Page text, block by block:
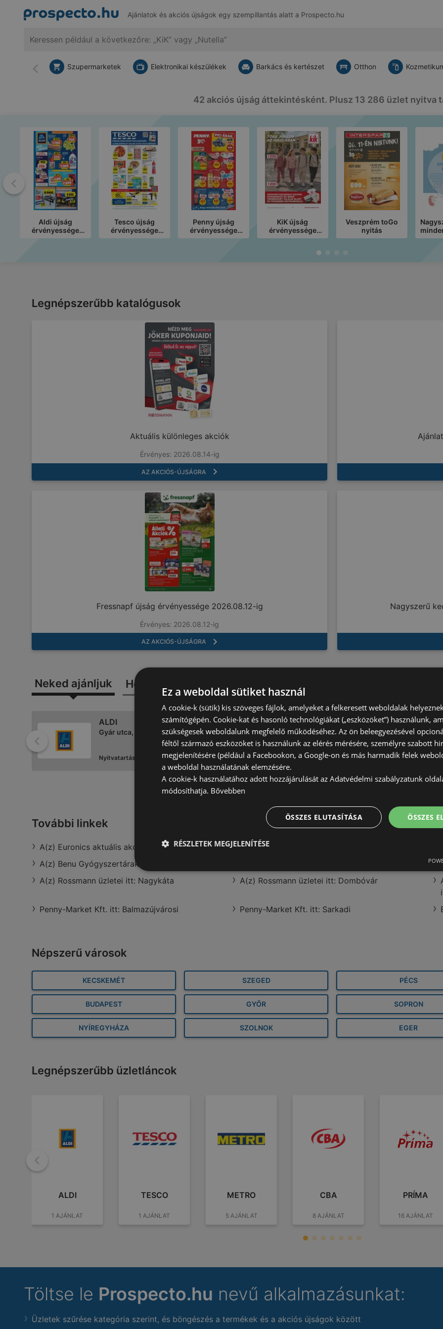
Ajánlatok és akciós újságok egy szempillantás alatt a Prospecto.hu
Vissza
Szupermarketek Elektronikai készülékek Barkács és kertészet Otthon
42 akciós újság áttekintésként. Plusz 13 286 üzlet nyitva
Vissza
Aldi újság
érvényessége
2026.08.08-ig
Tesco újság
érvényessége
2026.08.12-ig
Penny újság
érvényessége
2026.08.12-ig
KiK újság
érvényessége
2026.08.16-ig
Veszprém toGo
nyitás
Legnépszerűbb katalógusok
Aktuális különleges akciók
Érvényes: 2026.08.14-ig
AZ AKCIÓS-ÚJSÁGRA
Fressnapf újság érvényessége 2026.08.12-ig
Érvényes: 2026.08.12-ig
AZ AKCIÓS-ÚJSÁGRA
Nagyszerű
Neked ajánljuk Hozzád közel
Vissza
ALDI
Gyár utca, 9400 Sopron
Nyitvatartás: távolság: 4,56 km ajánlatok: 1
AlphaZoo
Selmeci u. 15 -
Nyitvatartás:
Ágfalvi út 4/a, 9400 Sopron
Nyitvatartás: távolság: 3,26 km ajánlatok: 1
Vianni
Bánfalvi út
További linkek
A(z) Euronics aktuális akciós újságjai A(z) COOP Szolnok Zrt. aktuális akciós újságjai
A(z) Benu Gyógyszertárak üzletei itt: Ágfalva
A(z) Rossmann üzletei itt: Nagykáta
A(z) Rossmann üzletei itt: Dombóvár
Penny-Market Kft. itt: Balmazújvárosi
Penny-Market Kft. itt: Sarkadi
Népszerű városok
KECSKEMÉT SZEGED PÉCS
BUDAPEST GYŐR SOPRON
NYÍREGYHÁZA SZOLNOK EGER
Legnépszerűbb üzletláncok
Vissza
ALDI
1 AJÁNLAT
TESCO
1 AJÁNLAT
METRO
5 AJÁNLAT
CBA
8 AJÁNLAT
PRÍMA
16 AJÁNLAT
Töltse le Prospecto.hu nevű alkalmazásunkat:
Üzletek szűrése kategória szerint, és böngészés a termékek és a akciós újságok között
Ez a weboldal sütiket használ
A cookie-k (sütik) kis szöveges fájlok, amelyeket a felkeresett weboldalak
számítógépén. Cookie-kat és hasonló technológiákat („eszközöket”) használunk,
szükségesek weboldalunk megfelelő működéséhez. Az ön beleegyezésével
féltől származó eszközöket is használunk az elérés mérésére, személyre szabott
megjelenítésére (például a Facebookon, a Google-on és más harmadik felek
a weboldal használatának elemzésére.
A cookie-k használatához adott hozzájárulását az Adatvédelmi szabályzatunk
módosíthatja. Bővebben
ÖSSZES
ÖSSZES ELUTASÍTÁSA
RÉSZLETEK MEGJELENÍTÉSE